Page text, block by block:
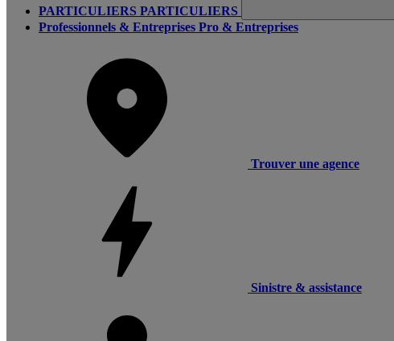
PARTICULIERS PARTICULIERS
Professionnels & Entreprises Pro & Entreprises
Trouver une agence
Sinistre & assistance